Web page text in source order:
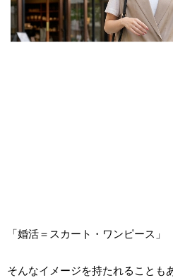
「婚活＝スカート・ワンピース」
そんなイメージを持たれることも